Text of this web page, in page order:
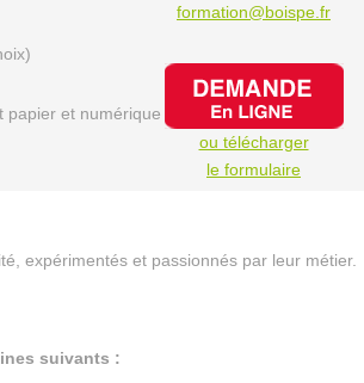
papier et numérique
formation@boispe.fr
ou télécharger
le formulaire
expérimentés et passionnés par leur métier.
suivants :